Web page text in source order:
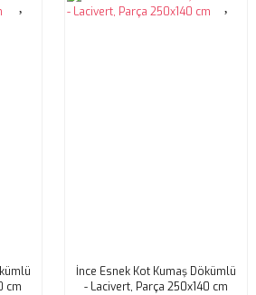
cm
İnce Esnek Kot Kumaş Dökümlü
- Lacivert, Parça 250x140 cm